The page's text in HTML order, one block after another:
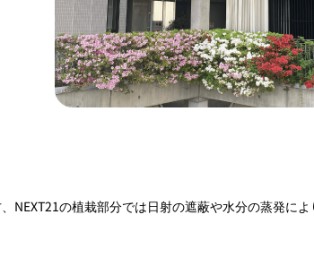
の植栽部分では日射の遮蔽や水分の蒸発に